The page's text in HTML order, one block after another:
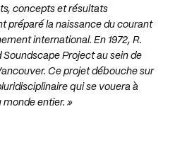
concepts et résultats
préparé la naissance du courant
international. En 1972, R.
Project au sein de
Ce projet débouche sur
qui se vouera à
monde entier. »